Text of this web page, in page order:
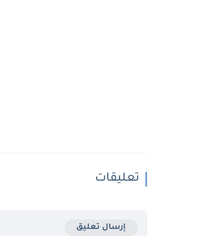
تعليقات
إرسال تعليق